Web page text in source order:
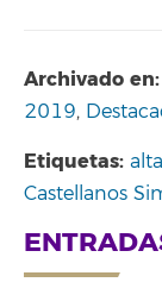
Archivado en:
2019,
Etiquetas:
Castellanos